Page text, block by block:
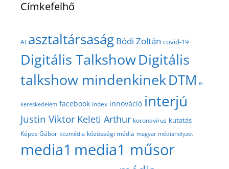
Címkefelhő
AI asztaltársaság Bódi Zoltán covid-19
Digitális TalkshowDigitális
talkshow mindenkinekDTM e-
kereskedelem facebook Index innováció interjú
Justin Viktor Keleti Arthur koronavírus kutatás
Képes Gábor közmédia közösségi média magyar médiahelyzet
media1 media1 műsor